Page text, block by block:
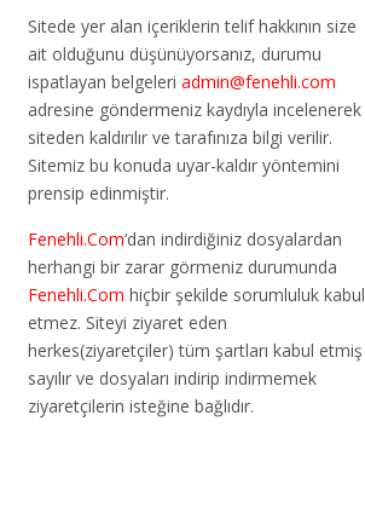
Sitede yer alan içeriklerin telif hakkının size
ait olduğunu düşünüyorsanız, durumu
ispatlayan belgeleri admin@fenehli.com
adresine göndermeniz kaydıyla incelenerek
siteden kaldırılır ve tarafınıza bilgi verilir.
Sitemiz bu konuda uyar-kaldır yöntemini
prensip edinmiştir.
Fenehli.Com‘dan indirdiğiniz dosyalardan
herhangi bir zarar görmeniz durumunda
Fenehli.Com hiçbir şekilde sorumluluk kabul
etmez. Siteyi ziyaret eden
herkes(ziyaretçiler) tüm şartları kabul etmiş
sayılır ve dosyaları indirip indirmemek
ziyaretçilerin isteğine bağlıdır.